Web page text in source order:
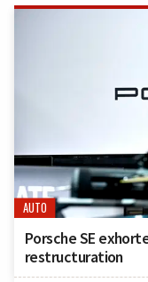
AUTO
Porsche SE
restructuration